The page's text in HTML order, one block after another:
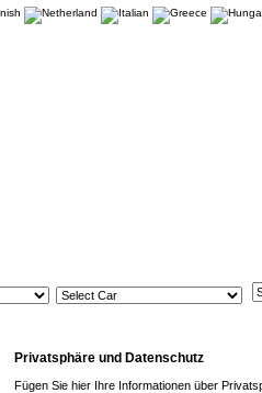
Privatsphäre und Datenschutz
Fügen Sie hier Ihre Informationen über